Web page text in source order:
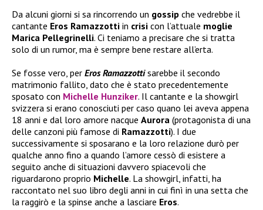
Da alcuni giorni si sa rincorrendo un gossip che vedrebbe il
cantante Eros Ramazzotti in crisi con l’attuale moglie
Marica Pellegrinelli. Ci teniamo a precisare che si tratta
solo di un rumor, ma è sempre bene restare all’erta.
Se fosse vero, per Eros Ramazzottisarebbe il secondo
matrimonio fallito, dato che è stato precedentemente
sposato con Michelle Hunziker. Il cantante e la showgirl
svizzera si erano conosciuti per caso quano lei aveva appena
18 anni e dal loro amore nacque Aurora (protagonista di una
delle canzoni più famose di Ramazzotti). I due
successivamente si sposarano e la loro relazione durò per
qualche anno fino a quando l’amore cessò di esistere a
seguito anche di situazioni davvero spiacevoli che
riguardarono proprio Michelle. La showgirl, infatti, ha
raccontato nel suo libro degli anni in cui finì in una setta che
la raggirò e la spinse anche a lasciare Eros.